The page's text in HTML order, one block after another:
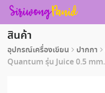
Skip
content
สินค้า
อุปกรณ์เครื่องเขียน ปากกา
Quantum รุ่น Juice 0.5 mm.